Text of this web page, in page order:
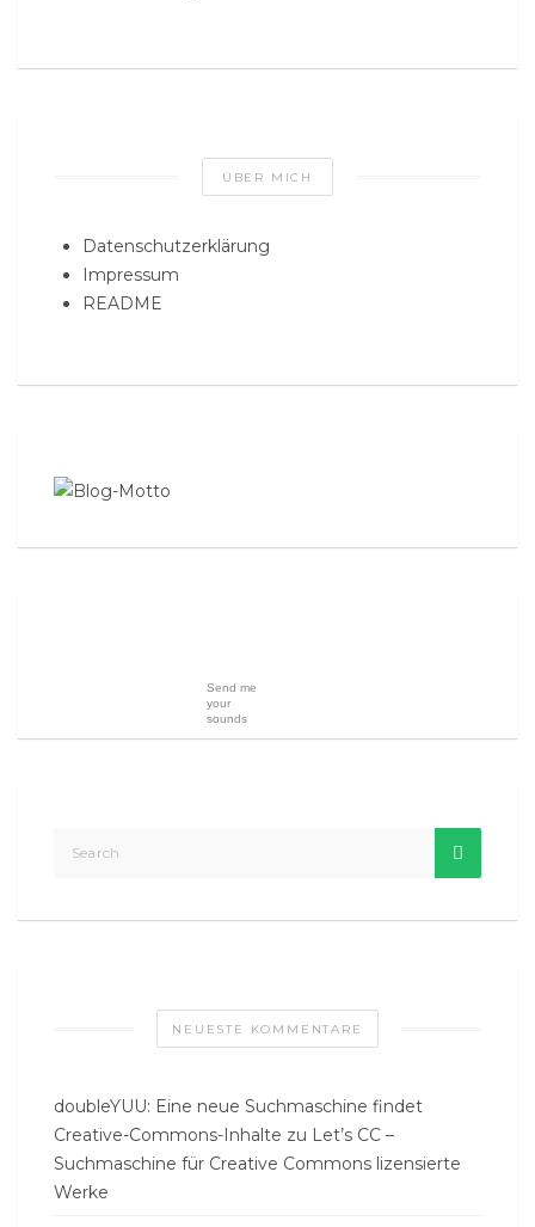
ÜBER MICH
Datenschutzerklärung
Impressum
README
Send me
your
sounds
NEUESTE KOMMENTARE
doubleYUU: Eine neue Suchmaschine findet
Creative-Commons-Inhalte zu Let’s CC –
Suchmaschine für Creative Commons lizensierte
Werke